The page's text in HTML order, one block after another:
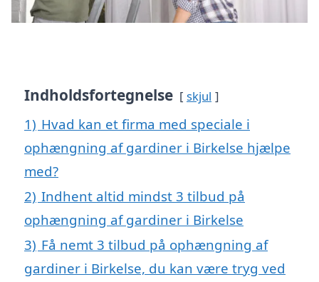
Indholdsfortegnelse skjul
1) Hvad kan et firma med speciale i
ophængning af gardiner i Birkelse hjælpe
med?
2) Indhent altid mindst 3 tilbud på
ophængning af gardiner i Birkelse
3) Få nemt 3 tilbud på ophængning af
gardiner i Birkelse, du kan være tryg ved